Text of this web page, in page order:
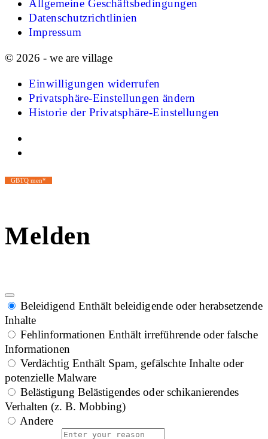
Allgemeine Geschäftsbedingungen
Datenschutzrichtlinien
Impressum
© 2026 - we are village
Einwilligungen widerrufen
Privatsphäre-Einstellungen ändern
Historie der Privatsphäre-Einstellungen
GBTQ men*
Melden
Beleidigend Enthält beleidigende oder herabsetzende
Inhalte
Fehlinformationen Enthält irreführende oder falsche
Informationen
Verdächtig Enthält Spam, gefälschte Inhalte oder
potenzielle Malware
Belästigung Belästigendes oder schikanierendes
Verhalten (z. B. Mobbing)
Andere